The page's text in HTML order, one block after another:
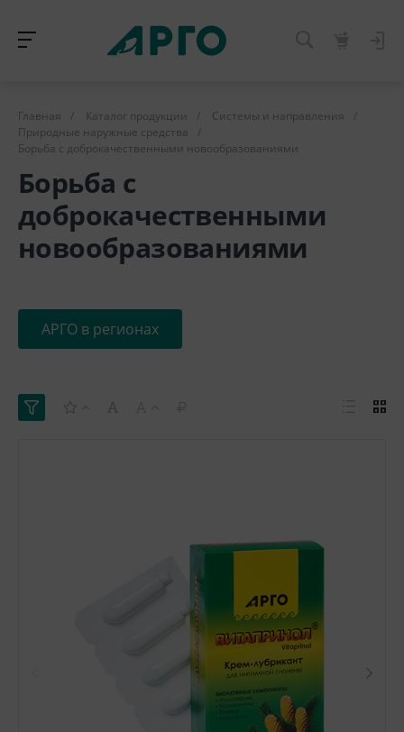
Главная / Каталог продукции / Системы и направления
/
Природные наружные средства
/
Борьба с доброкачественными новообразованиями
Борьба с
доброкачественными
новообразованиями
АРГО в регионах